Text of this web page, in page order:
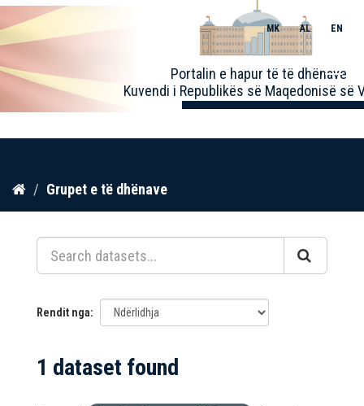
Kalo
përmbajtja
Portalin e hapur të të dhënave
Kuvendi i Republikës së Maqedonisë së
MK AL EN
Toggle
Grupet e të dhënave
Rendit nga
1 dataset found